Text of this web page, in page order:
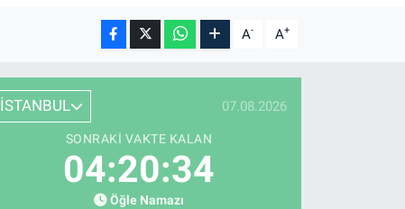
A- A+
İSTANBUL 07.08.2026
SONRAKI VAKTE KALAN
04:20:33
Öğle Namazı